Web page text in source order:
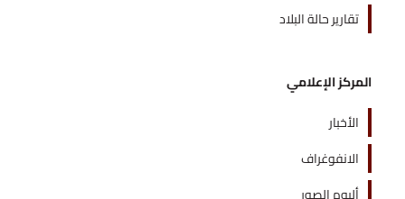
تقارير حالة البلاد
المركز الإعلامي
الأخبار
الانفوغراف